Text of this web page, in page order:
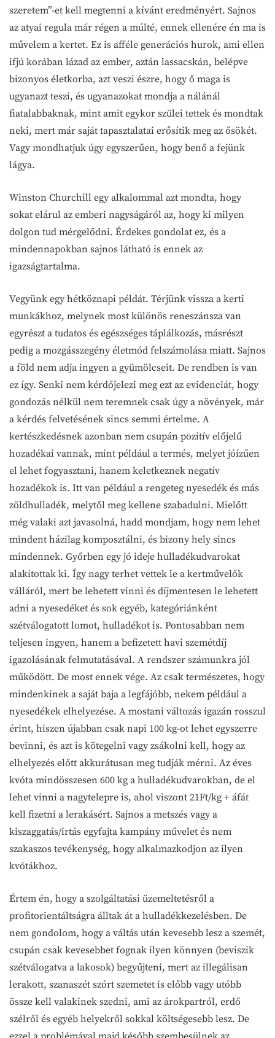
szeretem”-et kell megtenni a kívánt eredményért. Sajnos
az atyai regula már régen a múlté, ennek ellenére én ma is
művelem a kertet. Ez is afféle generációs hurok, ami ellen
ifjú korában lázad az ember, aztán lassacskán, belépve
bizonyos életkorba, azt veszi észre, hogy ő maga is
ugyanazt teszi, és ugyanazokat mondja a nálánál
fiatalabbaknak, mint amit egykor szülei tettek és mondtak
neki, mert már saját tapasztalatai erősítik meg az ősökét.
Vagy mondhatjuk úgy egyszerűen, hogy benő a fejünk
lágya.
Winston Churchill egy alkalommal azt mondta, hogy
sokat elárul az emberi nagyságáról az, hogy ki milyen
dolgon tud mérgelődni. Érdekes gondolat ez, és a
mindennapokban sajnos látható is ennek az
igazságtartalma.
Vegyünk egy hétköznapi példát. Térjünk vissza a kerti
munkákhoz, melynek most különös reneszánsza van
egyrészt a tudatos és egészséges táplálkozás, másrészt
pedig a mozgásszegény életmód felszámolása miatt. Sajnos
a föld nem adja ingyen a gyümölcseit. De rendben is van
ez így. Senki nem kérdőjelezi meg ezt az evidenciát, hogy
gondozás nélkül nem teremnek csak úgy a növények, már
a kérdés felvetésének sincs semmi értelme. A
kertészkedésnek azonban nem csupán pozitív előjelű
hozadékai vannak, mint például a termés, melyet jóízűen
el lehet fogyasztani, hanem keletkeznek negatív
hozadékok is. Itt van például a rengeteg nyesedék és más
zöldhulladék, melytől meg kellene szabadulni. Mielőtt
még valaki azt javasolná, hadd mondjam, hogy nem lehet
mindent házilag komposztálni, és bizony hely sincs
mindennek. Győrben egy jó ideje hulladékudvarokat
alakítottak ki. Így nagy terhet vettek le a kertművelők
válláról, mert be lehetett vinni és díjmentesen le lehetett
adni a nyesedéket és sok egyéb, kategóriánként
szétválogatott lomot, hulladékot is. Pontosabban nem
teljesen ingyen, hanem a befizetett havi szemétdíj
igazolásának felmutatásával. A rendszer számunkra jól
működött. De most ennek vége. Az csak természetes, hogy
mindenkinek a saját baja a legfájóbb, nekem például a
nyesedékek elhelyezése. A mostani változás igazán rosszul
érint, hiszen újabban csak napi 100 kg-ot lehet egyszerre
bevinni, és azt is kötegelni vagy zsákolni kell, hogy az
elhelyezés előtt akkurátusan meg tudják mérni. Az éves
kvóta mindösszesen 600 kg a hulladékudvarokban, de el
lehet vinni a nagytelepre is, ahol viszont 21Ft/kg + áfát
kell fizetni a lerakásért. Sajnos a metszés vagy a
kiszaggatás/irtás egyfajta kampány művelet és nem
szakaszos tevékenység, hogy alkalmazkodjon az ilyen
kvótákhoz.
Értem én, hogy a szolgáltatási üzemeltetésről a
profitorientáltságra álltak át a hulladékkezelésben. De
nem gondolom, hogy a váltás után kevesebb lesz a szemét,
csupán csak kevesebbet fognak ilyen könnyen (beviszik
szétválogatva a lakosok) begyűjteni, mert az illegálisan
lerakott, szanaszét szórt szemetet is előbb vagy utóbb
össze kell valakinek szedni, ami az árokpartról, erdő
szélről és egyéb helyekről sokkal költségesebb lesz. De